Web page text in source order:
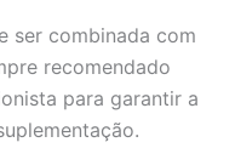
ser combinada com
recomendado
para garantir a